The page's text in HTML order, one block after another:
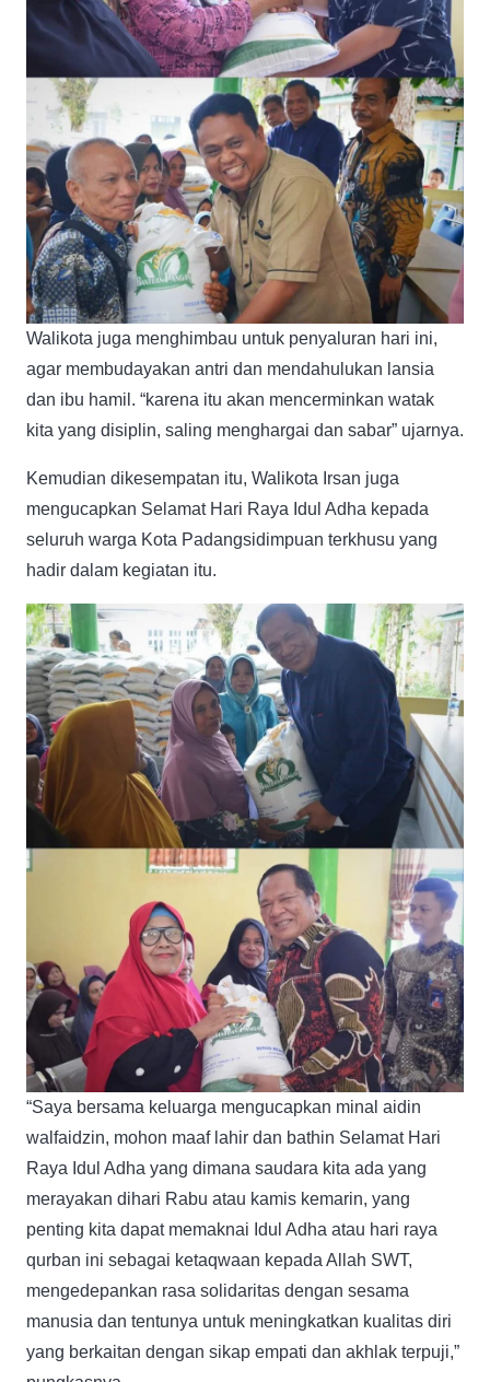
Walikota juga menghimbau untuk penyaluran hari ini,
agar membudayakan antri dan mendahulukan lansia
dan ibu hamil. “karena itu akan mencerminkan watak
kita yang disiplin, saling menghargai dan sabar” ujarnya.
Kemudian dikesempatan itu, Walikota Irsan juga
mengucapkan Selamat Hari Raya Idul Adha kepada
seluruh warga Kota Padangsidimpuan terkhusu yang
hadir dalam kegiatan itu.
“Saya bersama keluarga mengucapkan minal aidin
walfaidzin, mohon maaf lahir dan bathin Selamat Hari
Raya Idul Adha yang dimana saudara kita ada yang
merayakan dihari Rabu atau kamis kemarin, yang
penting kita dapat memaknai Idul Adha atau hari raya
qurban ini sebagai ketaqwaan kepada Allah SWT,
mengedepankan rasa solidaritas dengan sesama
manusia dan tentunya untuk meningkatkan kualitas diri
yang berkaitan dengan sikap empati dan akhlak terpuji,”